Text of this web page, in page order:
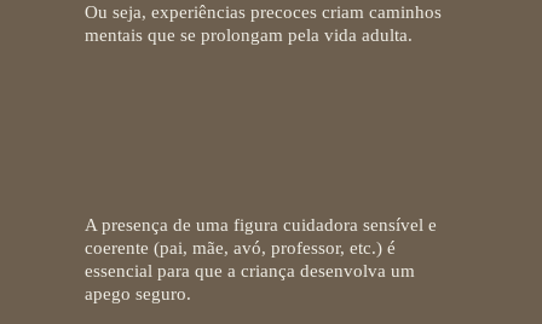
Ou seja, experiências precoces criam caminhos
mentais que se prolongam pela vida adulta.
A presença de uma figura cuidadora sensível e
coerente (pai, mãe, avó, professor, etc.) é
essencial para que a criança desenvolva um
apego seguro.